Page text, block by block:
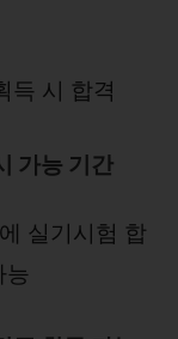
득 시 합격
가능 기간
실기시험 합
능